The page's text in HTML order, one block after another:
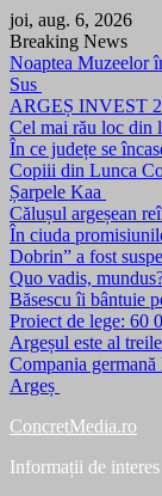
Skip
to
content
joi, aug. 6, 2026
Breaking News
Noaptea Muzeelor
Sus
ARGEȘ INVEST
Cel mai rău loc din
În ce județe se
Copiii din Lunca
Șarpele Kaa
Călușul argeșean
În ciuda
Dobrin” a fost
Quo vadis,
Băsescu îi bântuie
Proiect de lege: 60
Argeșul este al
Compania
Argeș
ConcretMedia.ro
Informații de